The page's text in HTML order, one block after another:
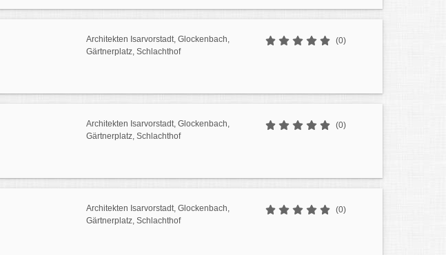
Architekten Isarvorstadt, Glockenbach,
Gärtnerplatz, Schlachthof
(0)
Architekten Isarvorstadt, Glockenbach,
Gärtnerplatz, Schlachthof
(0)
Architekten Isarvorstadt, Glockenbach,
Gärtnerplatz, Schlachthof
(0)